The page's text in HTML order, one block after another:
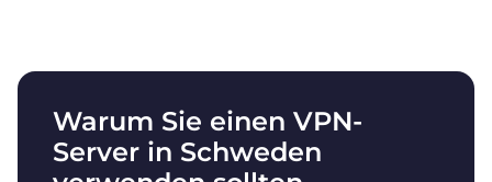
Warum Sie einen VPN-
Server in Schweden